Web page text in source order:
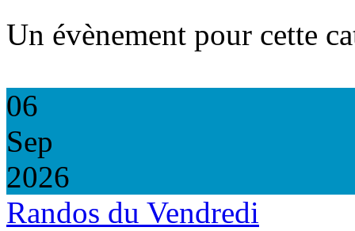
Un évènement pour cette
06
Sep
2026
Randos du Vendredi